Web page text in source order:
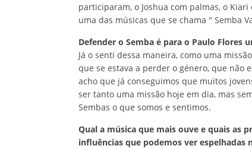
participaram, o Joshua com palmas, o
uma das músicas que se chama " Semba
Defender o Semba é para o Paulo Flores
Já o senti dessa maneira, como uma
que se estava a perder o género, que não
acho que já conseguimos que muitos
ser tanto uma missão hoje em dia, mas
Sembas o que somos e sentimos.
Qual a música que mais ouve e quais as
influências que podemos ver espelhadas